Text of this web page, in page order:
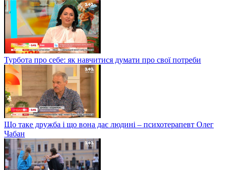
Турбота про себе: як навчитися думати про свої потреби
Що таке дружба і що вона дає людині – психотерапевт Олег
Чабан